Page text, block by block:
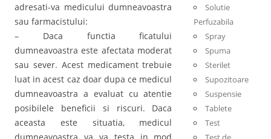
adresati-va medicului dumneavoastra
sau farmacistului:
– Daca functia ficatului
dumneavoastra este afectata moderat
sau sever. Acest medicament trebuie
luat in acest caz doar dupa ce medicul
dumneavoastra a evaluat cu atentie
posibilele beneficii si riscuri. Daca
aceasta este situatia, medicul
Solutie
Perfuzabila
Spray
Spuma
Sterilet
Supozitoare
Suspensie
Tablete
Test